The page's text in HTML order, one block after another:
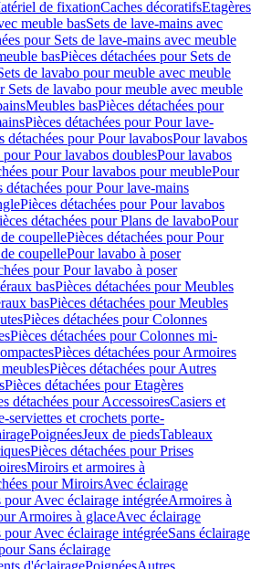
de fixationCaches décoratifsEtagères
meuble basSets de lave-mains avec
pour Sets de lave-mains avec meuble
basPièces détachées pour Sets de
de lavabo pour meuble avec meuble
Sets de lavabo pour meuble avec meuble
Meubles basPièces détachées pour
Pièces détachées pour Pour lave-
détachées pour Pour lavabosPour lavabos
pour Pour lavabos doublesPour lavabos
pour Pour lavabos pour meublePour
détachées pour Pour lave-mains
Pièces détachées pour Pour lavabos
détachées pour Plans de lavaboPour
coupellePièces détachées pour Pour
coupellePour lavabo à poser
pour Pour lavabo à poser
basPièces détachées pour Meubles
basPièces détachées pour Meubles
Pièces détachées pour Colonnes
Pièces détachées pour Colonnes mi-
Pièces détachées pour Armoires
Pièces détachées pour Autres
Pièces détachées pour Etagères
détachées pour AccessoiresCasiers et
serviettes et crochets porte-
PoignéesJeux de piedsTableaux
Pièces détachées pour Prises
Miroirs et armoires à
pour MiroirsAvec éclairage
pour Avec éclairage intégréeArmoires à
Armoires à glaceAvec éclairage
pour Avec éclairage intégréeSans éclairage
Sans éclairage
d'éclairagePoignéesAutres